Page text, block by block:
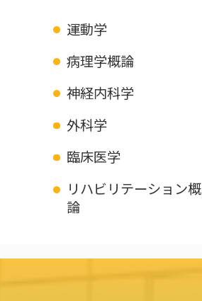
運動学
病理学概論
神経内科学
外科学
臨床医学
リハビリテーション概
論